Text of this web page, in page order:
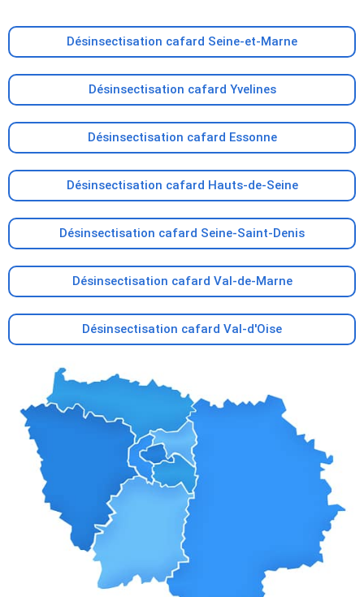
Désinsectisation cafard Seine-et-Marne
Désinsectisation cafard Yvelines
Désinsectisation cafard Essonne
Désinsectisation cafard Hauts-de-Seine
Désinsectisation cafard Seine-Saint-Denis
Désinsectisation cafard Val-de-Marne
Désinsectisation cafard Val-d'Oise